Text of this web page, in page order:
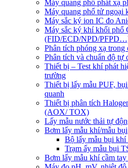
Máy quang phổ phát xạ
Máy quang phổ tử ngoại
Máy sắc ký ion IC đo
Máy sắc ký khí khối phổ
(FID/ECD/NPD/
Phân tích phóng xạ trong
Phân tích và chuẩn độ tự
Thiết bị – Test khí phát
trường
Thiết bị lấy mẫu PUF,
quanh
Thiết bị phân tích
(AOX/ TOX)
Lấy mẫu nước thải tự
Bơm lấy mẫu khí/mẫu bụi
Bộ lấy mẫu bụi
Trạm ấy mẫu bụi
Bơm lấy mẫu khí cầm